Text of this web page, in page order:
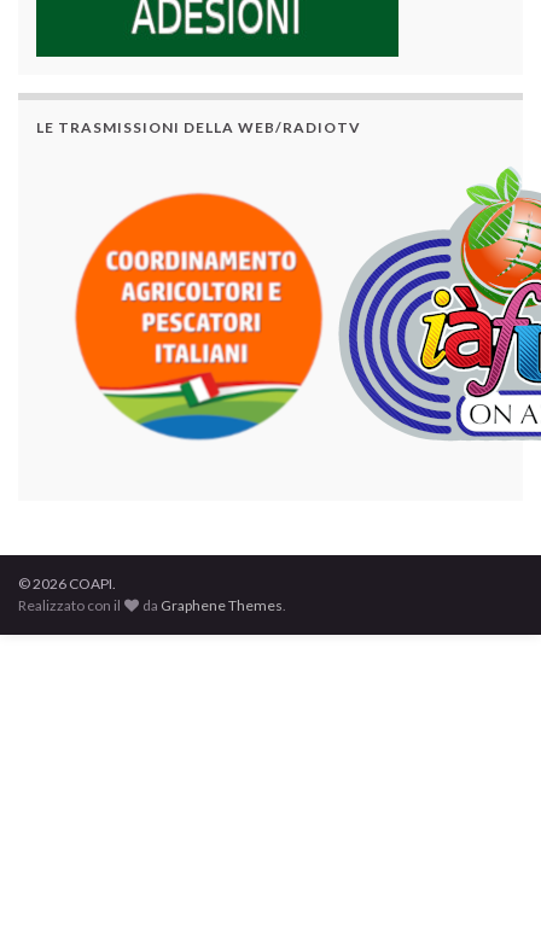
LE TRASMISSIONI DELLA WEB/RADIOTV
© 2026 COAPI.
Realizzato con il
da Graphene Themes.